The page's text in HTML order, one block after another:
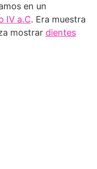
en un
IV a.C. Era muestra
mostrar dientes